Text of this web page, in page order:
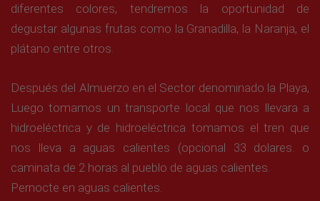
diferentes colores, tendremos la oportunidad de
degustar algunas frutas como la Granadilla, la Naranja, el
plátano entre otros.
Después del Almuerzo en el Sector denominado la Playa,
Luego tomamos un transporte local que nos llevara a
hidroeléctrica y de hidroeléctrica tomamos el tren que
nos lleva a aguas calientes (opcional 33 dolares. o
caminata de 2 horas al pueblo de aguas calientes.
Pernocte en aguas calientes.